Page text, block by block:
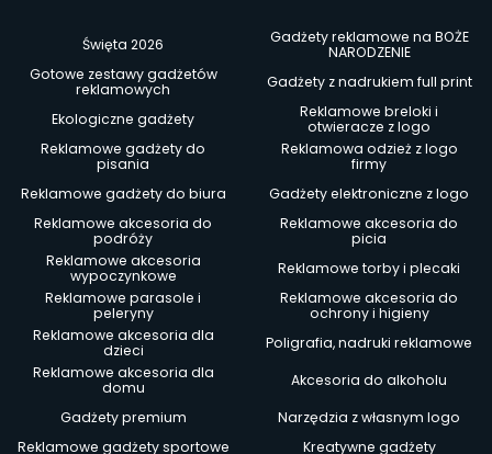
Święta 2026
Gadżety reklamowe na BOŻE
NARODZENIE
Gotowe zestawy gadżetów
reklamowych
Gadżety z nadrukiem full print
Ekologiczne gadżety
Reklamowe breloki i
otwieracze z logo
Reklamowe gadżety do
pisania
Reklamowa odzież z logo
firmy
Reklamowe gadżety do biura
Gadżety elektroniczne z logo
Reklamowe akcesoria do
podróży
Reklamowe akcesoria do
picia
Reklamowe akcesoria
wypoczynkowe
Reklamowe torby i plecaki
Reklamowe parasole i
peleryny
Reklamowe akcesoria do
ochrony i higieny
Reklamowe akcesoria dla
dzieci
Poligrafia, nadruki reklamowe
Reklamowe akcesoria dla
domu
Akcesoria do alkoholu
Gadżety premium
Narzędzia z własnym logo
Reklamowe gadżety sportowe
Kreatywne gadżety